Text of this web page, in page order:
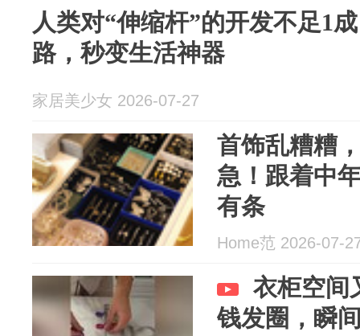
人类对“伸缩杆”的开发不足1
路，秒变生活神器
家居美少女 2026-07-27
首饰乱糟糟
急！跟着中
有条
Home范 2026-07-
衣柜空间
钱发圈，瞬